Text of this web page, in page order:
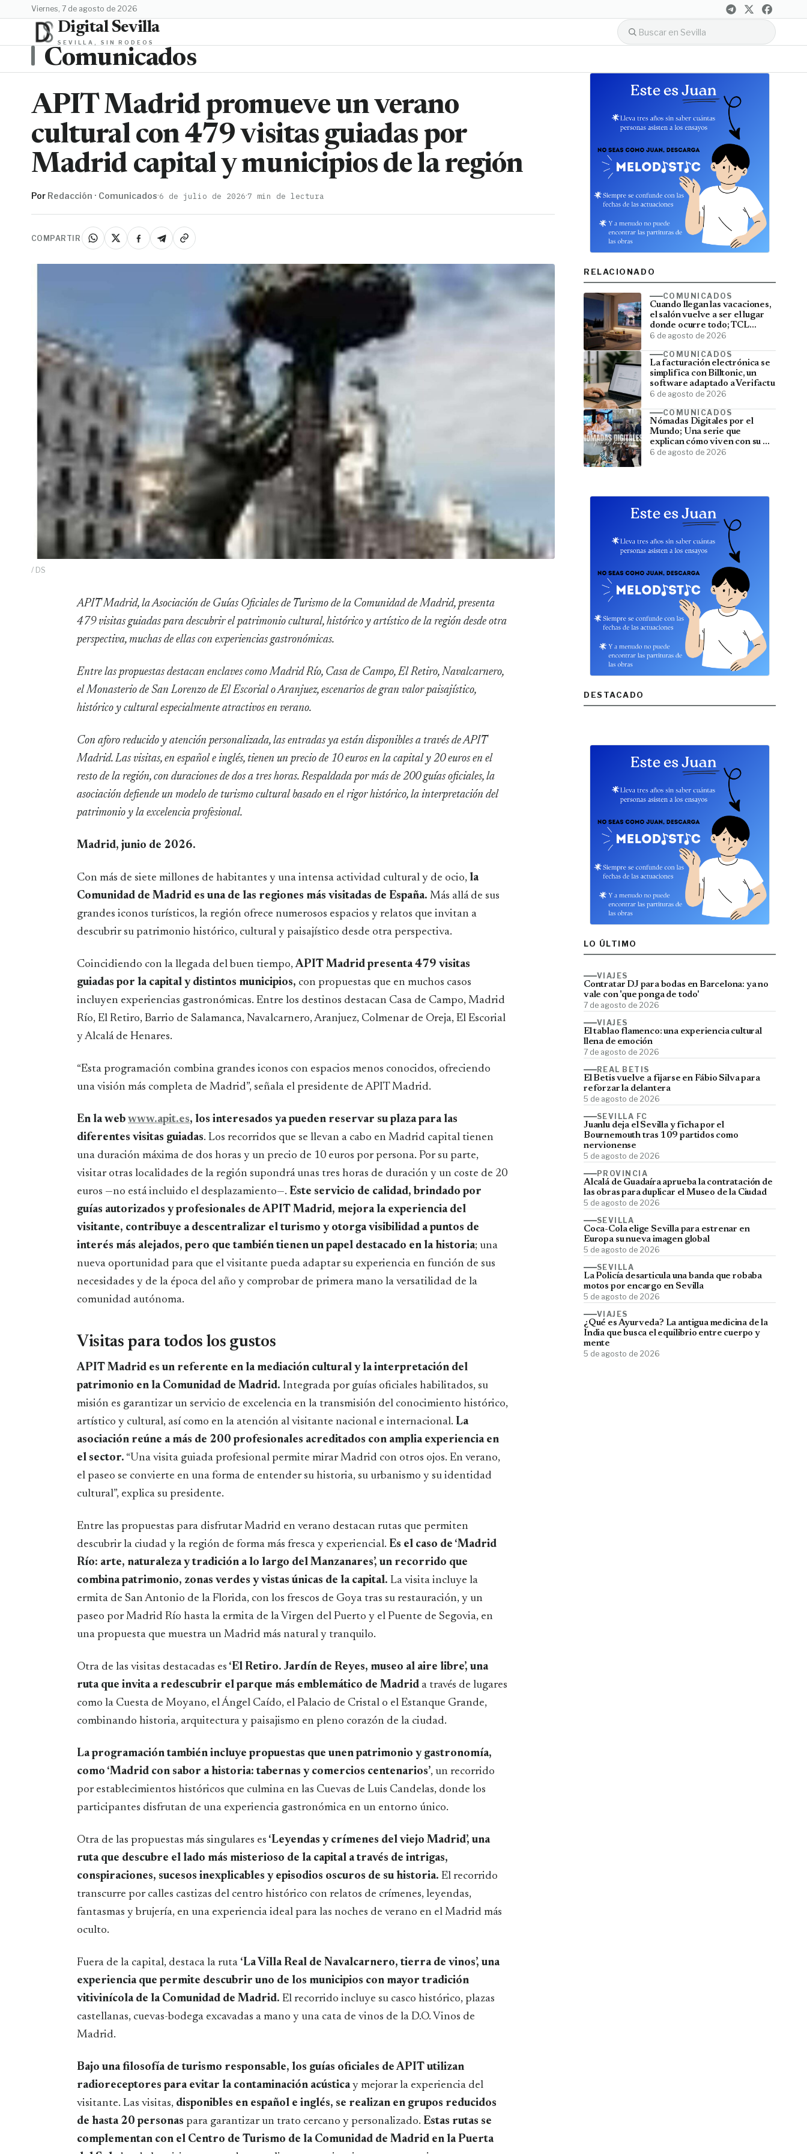
viernes, 7 de agosto de 2026
Digital Sevilla
SEVILLA, SIN RODEOS
Comunicados
APIT Madrid promueve un verano
cultural con 479 visitas guiadas por
Madrid capital y municipios de la región
Por Redacción · Comunicados·6 de julio de 2026·7 min de lectura
COMPARTIR
/ DS
APIT Madrid, la Asociación de Guías Oficiales de Turismo de la Comunidad de Madrid, presenta
479 visitas guiadas para descubrir el patrimonio cultural, histórico y artístico de la región desde otra
perspectiva, muchas de ellas con experiencias gastronómicas.
Entre las propuestas destacan enclaves como Madrid Río, Casa de Campo, El Retiro, Navalcarnero,
el Monasterio de San Lorenzo de El Escorial o Aranjuez, escenarios de gran valor paisajístico,
histórico y cultural especialmente atractivos en verano.
Con aforo reducido y atención personalizada, las entradas ya están disponibles a través de APIT
Madrid. Las visitas, en español e inglés, tienen un precio de 10 euros en la capital y 20 euros en el
resto de la región, con duraciones de dos a tres horas. Respaldada por más de 200 guías oficiales, la
asociación defiende un modelo de turismo cultural basado en el rigor histórico, la interpretación del
patrimonio y la excelencia profesional.
Madrid, junio de 2026.
Con más de siete millones de habitantes y una intensa actividad cultural y de ocio, la
Comunidad de Madrid es una de las regiones más visitadas de España. Más allá de sus
grandes iconos turísticos, la región ofrece numerosos espacios y relatos que invitan a
descubrir su patrimonio histórico, cultural y paisajístico desde otra perspectiva.
Coincidiendo con la llegada del buen tiempo,APIT Madrid presenta 479 visitas
guiadas por la capital y distintos municipios, con propuestas que en muchos casos
incluyen experiencias gastronómicas. Entre los destinos destacan Casa de Campo, Madrid
Río, El Retiro, Barrio de Salamanca, Navalcarnero, Aranjuez, Colmenar de Oreja, El Escorial
y Alcalá de Henares.
“Esta programación combina grandes iconos con espacios menos conocidos, ofreciendo
una visión más completa de Madrid”, señala el presidente de APIT Madrid.
En la web www.apit.es, los interesados ya pueden reservar su plaza para las
diferentes visitas guiadas. Los recorridos que se llevan a cabo en Madrid capital tienen
una duración máxima de dos horas y un precio de 10 euros por persona. Por su parte,
visitar otras localidades de la región supondrá unas tres horas de duración y un coste de 20
euros —no está incluido el desplazamiento—. Este servicio de calidad, brindado por
guías autorizados y profesionales de APIT Madrid, mejora la experiencia del
visitante, contribuye a descentralizar el turismo y otorga visibilidad a puntos de
interés más alejados, pero que también tienen un papel destacado en la historia; una
nueva oportunidad para que el visitante pueda adaptar su experiencia en función de sus
necesidades y de la época del año y comprobar de primera mano la versatilidad de la
comunidad autónoma.
Visitas para todos los gustos
APIT Madrid es un referente en la mediación cultural y la interpretación del
patrimonio en la Comunidad de Madrid. Integrada por guías oficiales habilitados, su
misión es garantizar un servicio de excelencia en la transmisión del conocimiento histórico,
artístico y cultural, así como en la atención al visitante nacional e internacional. La
asociación reúne a más de 200 profesionales acreditados con amplia experiencia en
el sector. “Una visita guiada profesional permite mirar Madrid con otros ojos. En verano,
el paseo se convierte en una forma de entender su historia, su urbanismo y su identidad
cultural”, explica su presidente.
Entre las propuestas para disfrutar Madrid en verano destacan rutas que permiten
descubrir la ciudad y la región de forma más fresca y experiencial. Es el caso de ‘Madrid
Río: arte, naturaleza y tradición a lo largo del Manzanares’, un recorrido que
combina patrimonio, zonas verdes y vistas únicas de la capital. La visita incluye la
ermita de San Antonio de la Florida, con los frescos de Goya tras su restauración, y un
paseo por Madrid Río hasta la ermita de la Virgen del Puerto y el Puente de Segovia, en
una propuesta que muestra un Madrid más natural y tranquilo.
Otra de las visitas destacadas es ‘El Retiro. Jardín de Reyes, museo al aire libre’, una
ruta que invita a redescubrir el parque más emblemático de Madrid a través de lugares
como la Cuesta de Moyano, el Ángel Caído, el Palacio de Cristal o el Estanque Grande,
combinando historia, arquitectura y paisajismo en pleno corazón de la ciudad.
La programación también incluye propuestas que unen patrimonio y gastronomía,
como ‘Madrid con sabor a historia: tabernas y comercios centenarios’, un recorrido
por establecimientos históricos que culmina en las Cuevas de Luis Candelas, donde los
participantes disfrutan de una experiencia gastronómica en un entorno único.
Otra de las propuestas más singulares es ‘Leyendas y crímenes del viejo Madrid’, una
ruta que descubre el lado más misterioso de la capital a través de intrigas,
conspiraciones, sucesos inexplicables y episodios oscuros de su historia. El recorrido
transcurre por calles castizas del centro histórico con relatos de crímenes, leyendas,
fantasmas y brujería, en una experiencia ideal para las noches de verano en el Madrid más
oculto.
Fuera de la capital, destaca la ruta ‘La Villa Real de Navalcarnero, tierra de vinos’, una
experiencia que permite descubrir uno de los municipios con mayor tradición
vitivinícola de la Comunidad de Madrid. El recorrido incluye su casco histórico, plazas
castellanas, cuevas-bodega excavadas a mano y una cata de vinos de la D.O. Vinos de
Madrid.
Bajo una filosofía de turismo responsable, los guías oficiales de APIT utilizan
radioreceptores para evitar la contaminación acústicay mejorar la experiencia del
visitante. Las visitas, disponibles en español e inglés, se realizan en grupos reducidos
de hasta 20 personas para garantizar un trato cercano y personalizado. Estas rutas se
complementan con el Centro de Turismo de la Comunidad de Madrid en la Puerta
RELACIONADO
COMUNICADOS
Cuando llegan las vacaciones,
el salón vuelve a ser el lugar
donde ocurre todo; TCL
convierte el televisor en el
6 de agosto de 2026
COMUNICADOS
La facturación electrónica se
simplifica con Billtonic, un
software adaptado a Verifactu
6 de agosto de 2026
COMUNICADOS
Nómadas Digitales por el
Mundo; Una serie que
explican cómo viven con su PC
y viajan por el mundo
6 de agosto de 2026
DESTACADO
LO ÚLTIMO
VIAJES
Contratar DJ para bodas en Barcelona: ya no
vale con 'que ponga de todo'
7 de agosto de 2026
VIAJES
El tablao flamenco: una experiencia cultural
llena de emoción
7 de agosto de 2026
REAL BETIS
El Betis vuelve a fijarse en Fábio Silva para
reforzar la delantera
5 de agosto de 2026
SEVILLA FC
Juanlu deja el Sevilla y ficha por el
Bournemouth tras 109 partidos como
nervionense
5 de agosto de 2026
PROVINCIA
Alcalá de Guadaíra aprueba la contratación de
las obras para duplicar el Museo de la Ciudad
5 de agosto de 2026
SEVILLA
Coca-Cola elige Sevilla para estrenar en
Europa su nueva imagen global
5 de agosto de 2026
SEVILLA
La Policía desarticula una banda que robaba
motos por encargo en Sevilla
5 de agosto de 2026
VIAJES
¿Qué es Ayurveda? La antigua medicina de la
India que busca el equilibrio entre cuerpo y
mente
5 de agosto de 2026